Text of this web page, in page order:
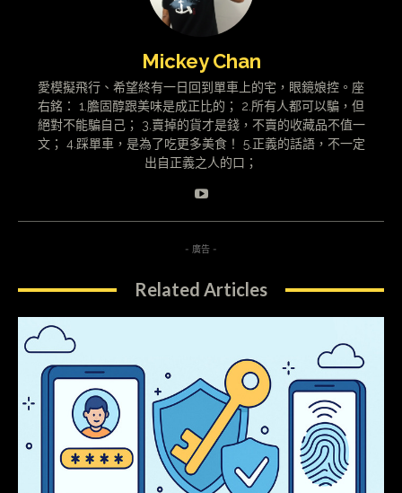
Mickey Chan
愛模擬飛行、希望終有一日回到單車上的宅，眼鏡娘控。座
右銘： 1.膽固醇跟美味是成正比的； 2.所有人都可以騙，但
絕對不能騙自己； 3.賣掉的貨才是錢，不賣的收藏品不值一
文； 4.踩單車，是為了吃更多美食！ 5.正義的話語，不一定
出自正義之人的口；
- 廣告 -
Related Articles